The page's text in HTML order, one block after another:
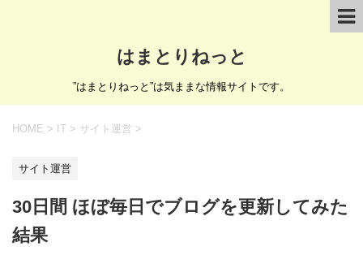
はまとりねっと
”はまとりねっと”は気ままな情報サイトです。
HOME > IT > サイト運営 >
サイト運営
30日間 ほぼ毎日でブログを更新してみた
結果